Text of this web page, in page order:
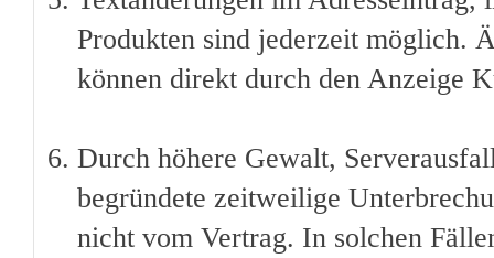
Produkten sind jederzeit möglich.
können direkt durch den Anzeige
Durch höhere Gewalt,
begründete zeitweilige
nicht vom Vertrag. In solchen